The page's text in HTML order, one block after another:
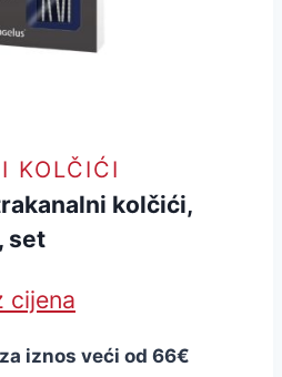
KOLČIĆI
kolčići,
set
cijena
iznos veći od 66€